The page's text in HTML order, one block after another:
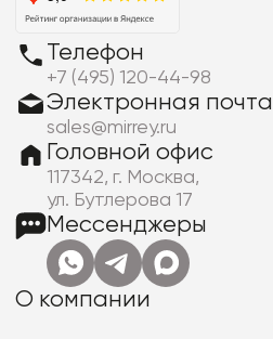
Телефон
+7 (495) 120-44-98
Электронная почта
sales@mirrey.ru
Головной офис
117342, г. Москва,
ул. Бутлерова 17
Мессенджеры
О компании